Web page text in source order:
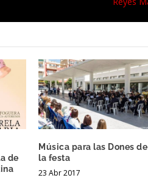
de
Música para las Dones de
la festa
23 Abr 2017